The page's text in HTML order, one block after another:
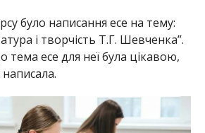
було написання есе на тему:
і творчість Т.Г. Шевченка”.
тема есе для неї була цікавою,